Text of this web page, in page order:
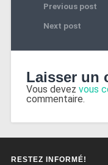
Previous post
Next post
Laisser un
Vous devez vous
commentaire.
RESTEZ INFORMÉ!